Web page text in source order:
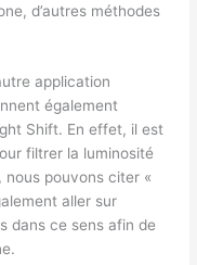
d’autres méthodes
application
également
Shift. En effet, il est
filtrer la luminosité
pouvons citer «
aller sur
dans ce sens afin de